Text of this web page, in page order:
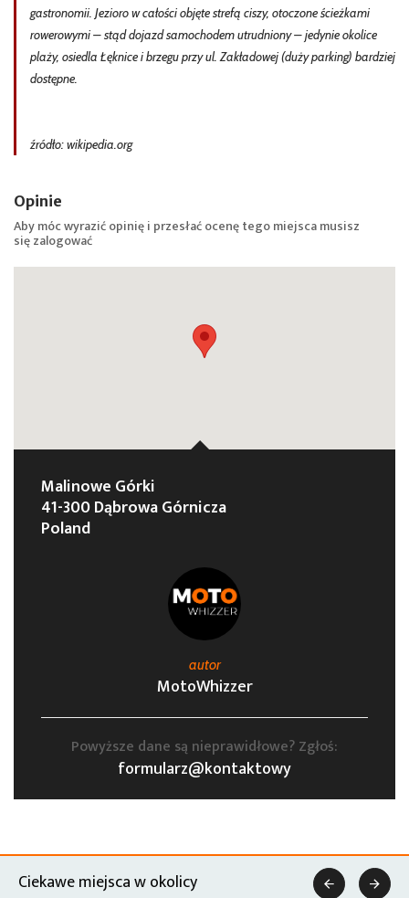
gastronomii. Jezioro w całości objęte strefą ciszy, otoczone ścieżkami
rowerowymi – stąd dojazd samochodem utrudniony – jedynie okolice
plaży, osiedla Łęknice i brzegu przy ul. Zakładowej (duży parking) bardziej
dostępne.
źródło: wikipedia.org
Opinie
Aby móc wyrazić opinię i przesłać ocenę tego miejsca musisz
sięzalogować
Malinowe Górki
41-300 Dąbrowa Górnicza
Poland
autor
MotoWhizzer
Powyższe dane są nieprawidłowe? Zgłoś:
formularz@kontaktowy
Ciekawe miejsca w okolicy  